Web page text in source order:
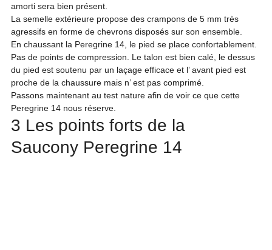
amorti sera bien présent.
La semelle extérieure propose des crampons de 5 mm très
agressifs en forme de chevrons disposés sur son ensemble.
En chaussant la Peregrine 14, le pied se place confortablement.
Pas de points de compression. Le talon est bien calé, le dessus
du pied est soutenu par un laçage efficace et l’ avant pied est
proche de la chaussure mais n’ est pas comprimé.
Passons maintenant au test nature afin de voir ce que cette
Peregrine 14 nous réserve.
3 Les points forts de la
Saucony Peregrine 14